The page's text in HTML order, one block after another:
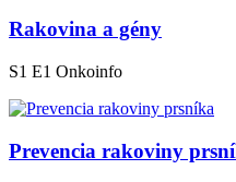
Rakovina a gény
S1 E1 Onkoinfo
Prevencia rakoviny